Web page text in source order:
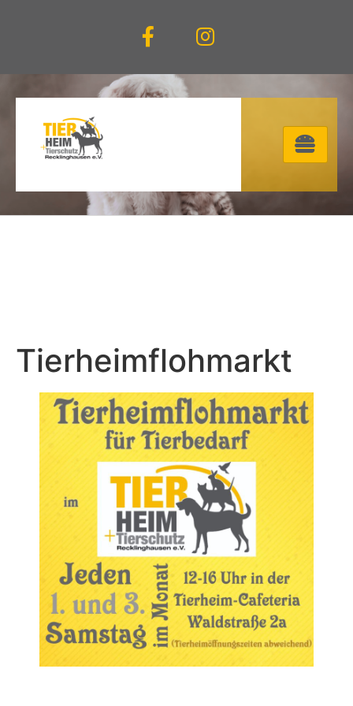
Tierheimflohmarkt